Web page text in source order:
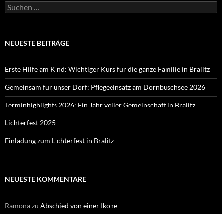
Suchen
nach:
NEUESTE BEITRÄGE
Erste Hilfe am Kind: Wichtiger Kurs für die ganze Familie in Bralitz
Gemeinsam für unser Dorf: Pflegeeinsatz am Dornbuschsee 2026
Terminhighlights 2026: Ein Jahr voller Gemeinschaft in Bralitz
Lichterfest 2025
Einladung zum Lichterfest in Bralitz
NEUESTE KOMMENTARE
Ramonazu Abschied von einer Ikone